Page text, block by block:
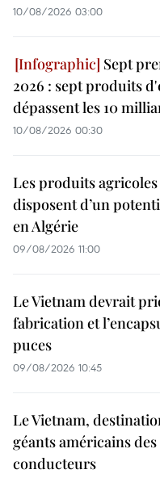
10/08/2026 03:00
Sept
2026 : sept produits
dépassent les 10
10/08/2026 00:30
Les produits
disposent d’un
en Algérie
09/08/2026 11:00
Le Vietnam devrait
fabrication et
puces
09/08/2026 10:45
Le Vietnam,
géants américains
conducteurs